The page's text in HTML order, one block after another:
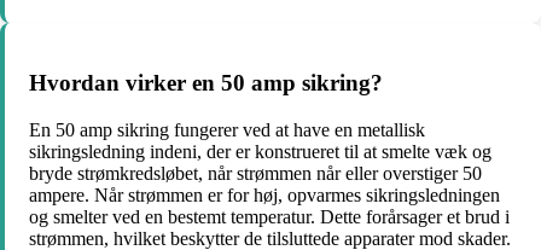
Hvordan virker en 50 amp sikring?
En 50 amp sikring fungerer ved at have en metallisk
sikringsledning indeni, der er konstrueret til at smelte væk og
bryde strømkredsløbet, når strømmen når eller overstiger 50
ampere. Når strømmen er for høj, opvarmes sikringsledningen
og smelter ved en bestemt temperatur. Dette forårsager et brud i
strømmen, hvilket beskytter de tilsluttede apparater mod skader.